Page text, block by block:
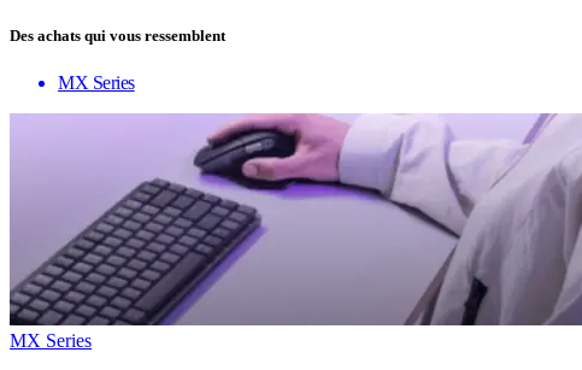
Des achats qui vous ressemblent
MX Series
MX Series